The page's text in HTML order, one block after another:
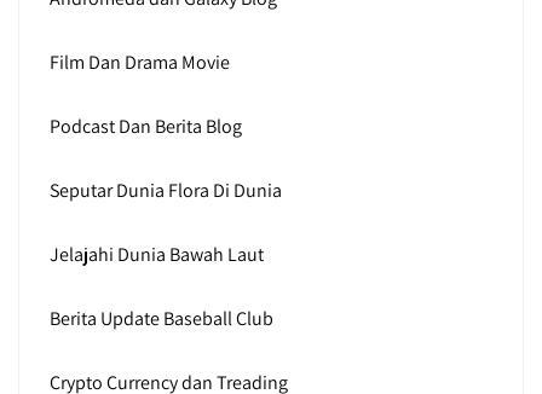
Film Dan Drama Movie
Podcast Dan Berita Blog
Seputar Dunia Flora Di Dunia
Jelajahi Dunia Bawah Laut
Berita Update Baseball Club
Crypto Currency dan Treading